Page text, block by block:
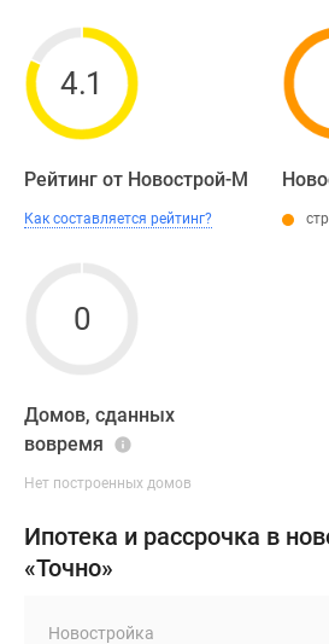
4.1
Рейтинг от Новострой-М
Как составляется рейтинг?
0
Домов, сданных
вовремя
Нет построенных домов
Ипотека и рассрочка в
«Точно»
Новостройка